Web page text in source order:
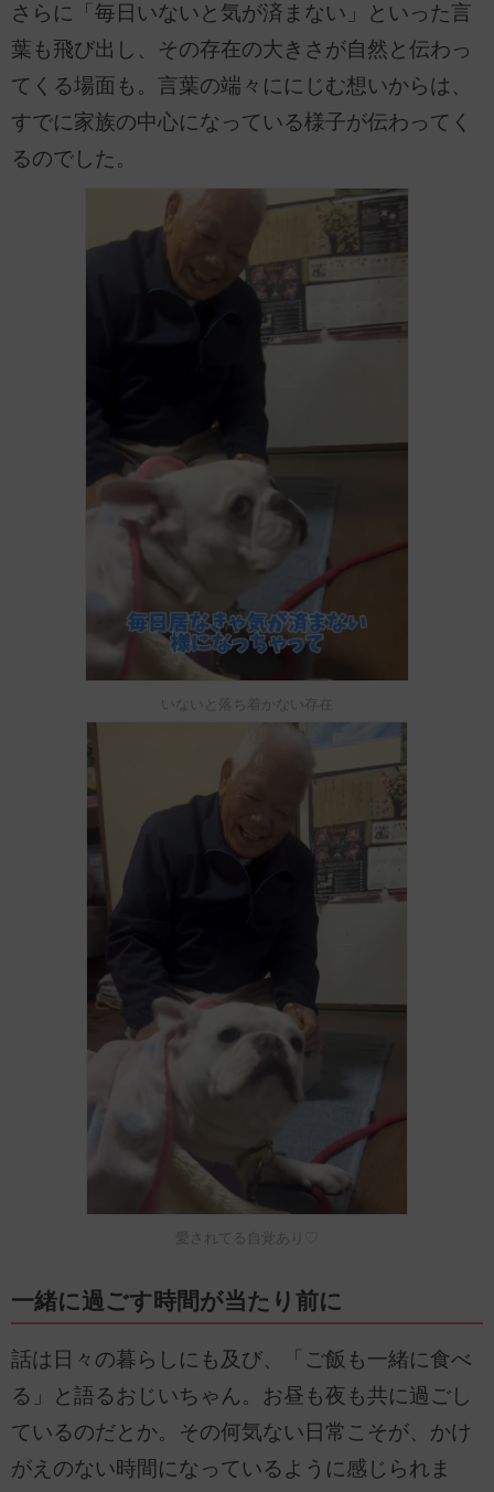
さらに「毎日いないと気が済まない」といった言
葉も飛び出し、その存在の大きさが自然と伝わっ
てくる場面も。言葉の端々ににじむ想いからは、
すでに家族の中心になっている様子が伝わってく
るのでした。
いないと落ち着かない存在
愛されてる自覚あり♡
一緒に過ごす時間が当たり前に
話は日々の暮らしにも及び、「ご飯も一緒に食べ
る」と語るおじいちゃん。お昼も夜も共に過ごし
ているのだとか。その何気ない日常こそが、かけ
がえのない時間になっているように感じられま